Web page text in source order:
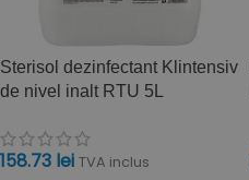
Sterisol dezinfectant Klintensiv
de nivel inalt RTU 5L
158.73 lei TVA inclus